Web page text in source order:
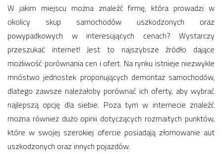
W jakim miejscu można znaleźć firmę, która prowadzi w
okolicy skup samochodów uszkodzonych oraz
powypadkowych w interesujących cenach? Wystarczy
przeszukać internet! Jest to najszybsze źródło dające
możliwość porównania cen i ofert. Na rynku istnieje niezwykle
mnóstwo jednostek proponujących demontaż samochodów,
dlatego zawsze należałoby porównać ich oferty, aby wybrać
najlepszą opcję dla siebie. Poza tym w internecie znaleźć
można również dużo opinii dotyczących rozmaitych punktów,
które w swojej szerokiej ofercie posiadają złomowanie aut
uszkodzonych oraz innych pojazdów.